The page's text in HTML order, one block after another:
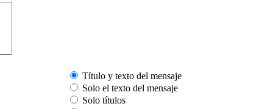
Título y texto del mensaje
Solo el texto del mensaje
Solo títulos